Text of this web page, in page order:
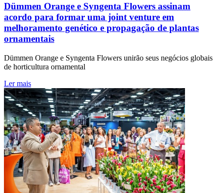
Dümmen Orange e Syngenta Flowers assinam
acordo para formar uma joint venture em
melhoramento genético e propagação de plantas
ornamentais
Dümmen Orange e Syngenta Flowers unirão seus negócios globais
de horticultura ornamental
Ler mais